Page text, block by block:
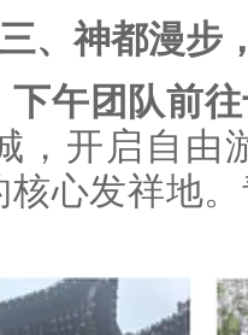
三、神都漫步
下午团队前
，开启自由
心发祥地